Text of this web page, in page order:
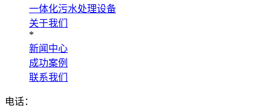
一体化污水处理设备
关于我们
*
新闻中心
成功案例
联系我们
电话：